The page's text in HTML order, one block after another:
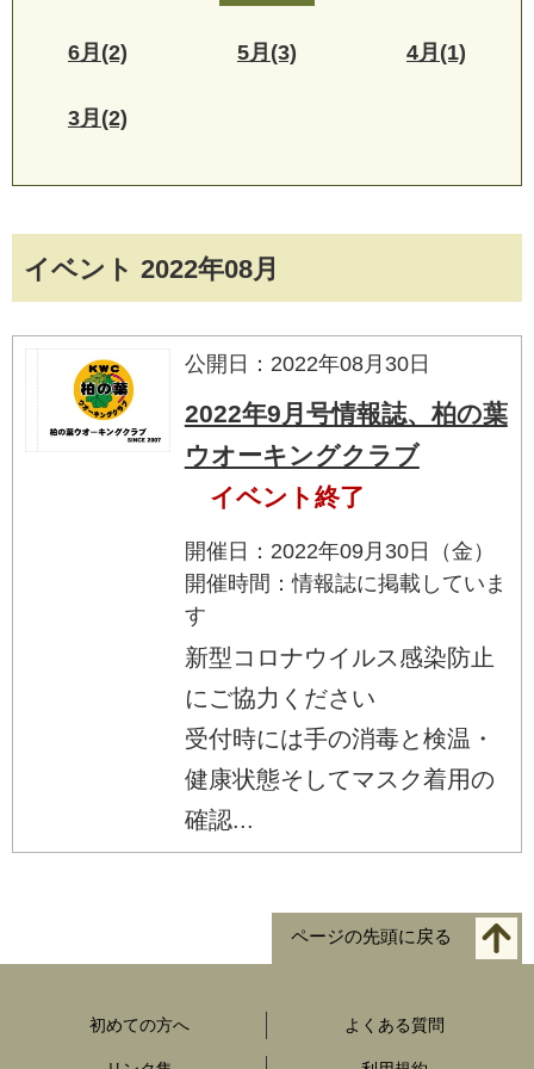
イベント 2022年08月
公開日：2022年08月30日
2022年9月号情報誌、柏の葉
ウオーキングクラブ
イベント終了
開催日：2022年09月30日（金）
開催時間：情報誌に掲載していま
す
新型コロナウイルス感染防止
にご協力ください
受付時には手の消毒と検温・
健康状態そしてマスク着用の
確認...
6月(2) 5月(3) 4月(1)
3月(2)
ページの先頭に戻る
初めての方へ よくある質問